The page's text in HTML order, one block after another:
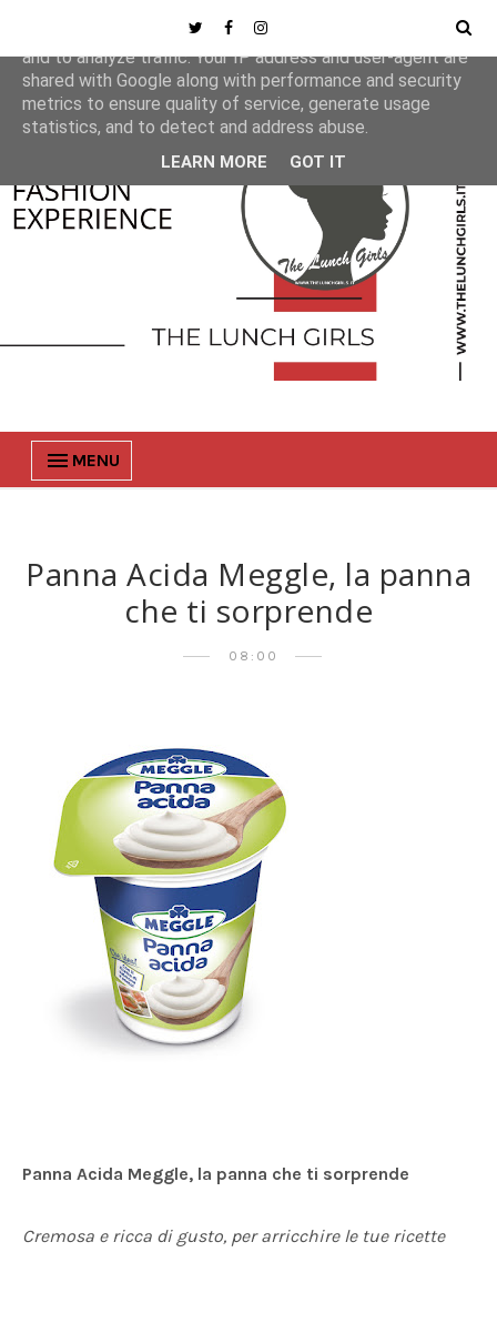
MENU
Panna Acida Meggle, la panna
che ti sorprende
08:00
Panna Acida Meggle, la panna che ti sorprende
Cremosa e ricca di gusto, per arricchire le tue ricette
This site uses cookies from Google to deliver its services
and to analyze traffic. Your IP address and user-agent are
shared with Google along with performance and security
metrics to ensure quality of service, generate usage
statistics, and to detect and address abuse.
LEARN MORE GOT IT